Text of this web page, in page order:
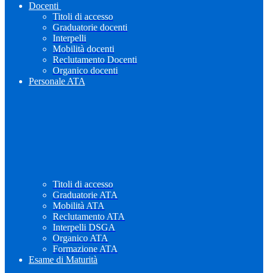
Docenti
Titoli di accesso
Graduatorie docenti
Interpelli
Mobilità docenti
Reclutamento Docenti
Organico docenti
Personale ATA
Titoli di accesso
Graduatorie ATA
Mobilità ATA
Reclutamento ATA
Interpelli DSGA
Organico ATA
Formazione ATA
Esame di Maturità